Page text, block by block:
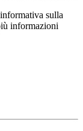
sulla
informazioni